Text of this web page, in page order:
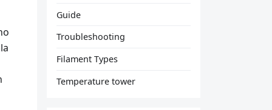
Guide
Troubleshooting
Filament Types
Temperature tower